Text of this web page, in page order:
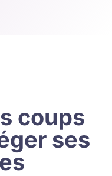
coups
ses